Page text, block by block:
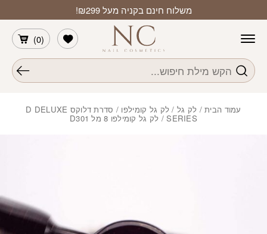
משלוח חינם בקניה מעל ₪299!
חיפוש
(
0
)
הרשימה שלי
עמוד הבית/ לק גל / לק גל קומילפו / סדרת דלוקס D DELUXE
SERIES/ לק גל קומילפו 8 מל D301